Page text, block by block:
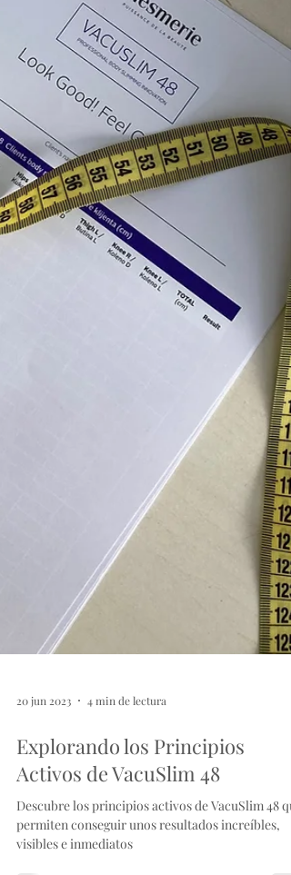
20 jun 2023 4 min de lectura
Explorando los Principios
Activos de VacuSlim 48
Descubre los principios activos de VacuSlim 48